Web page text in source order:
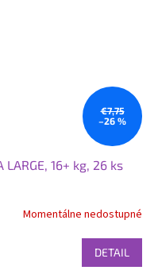
€7,75
–26 %
LARGE, 16+ kg, 26 ks
Momentálne nedostupné
DETAIL